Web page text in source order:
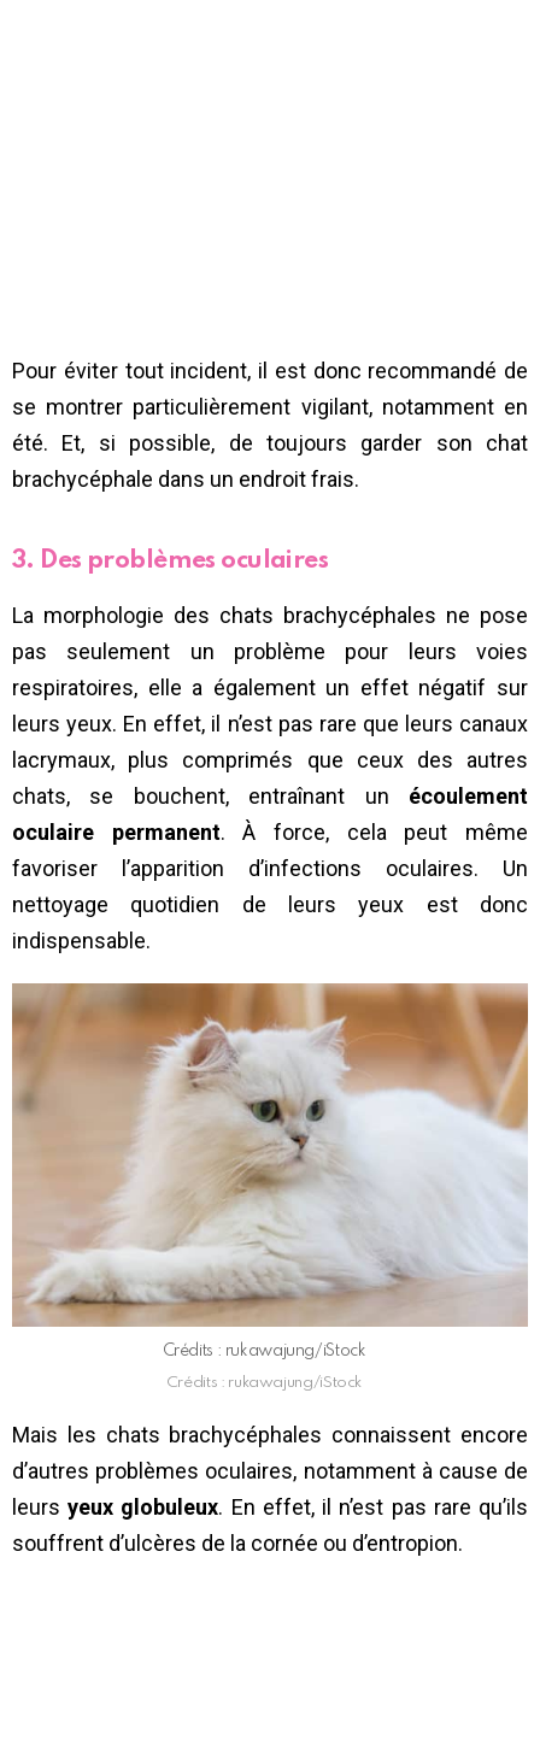
Pour éviter tout incident, il est donc recommandé de
se montrer particulièrement vigilant, notamment en
été. Et, si possible, de toujours garder son chat
brachycéphale dans un endroit frais.
3. Des problèmes oculaires
La morphologie des chats brachycéphales ne pose
pas seulement un problème pour leurs voies
respiratoires, elle a également un effet négatif sur
leurs yeux. En effet, il n’est pas rare que leurs canaux
lacrymaux, plus comprimés que ceux des autres
chats, se bouchent, entraînant un écoulement
oculaire permanent. À force, cela peut même
favoriser l’apparition d’infections oculaires. Un
nettoyage quotidien de leurs yeux est donc
indispensable.
Crédits : rukawajung/iStock
Crédits : rukawajung/iStock
Mais les chats brachycéphales connaissent encore
d’autres problèmes oculaires, notamment à cause de
leursyeux globuleux. En effet, il n’est pas rare qu’ils
souffrent d’ulcères de la cornée ou d’entropion.